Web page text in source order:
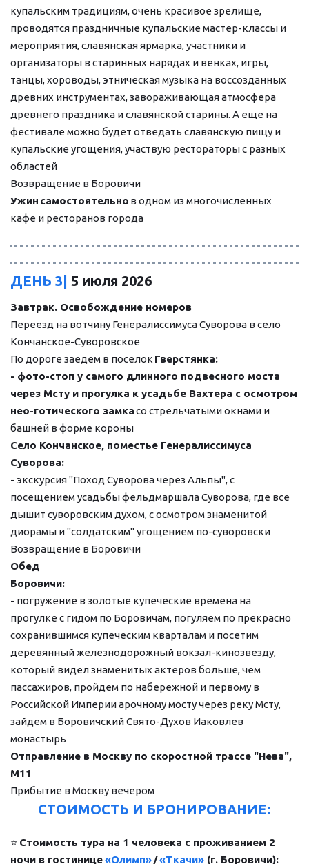
купальским традициям, очень красивое зрелище,
проводятся праздничные купальские мастер-классы и
мероприятия, славянская ярмарка, участники и
организаторы в старинных нарядах и венках, игры,
танцы, хороводы, этническая музыка на воссозданных
древних инструментах, завораживающая атмосфера
древнего праздника и славянской старины. А еще на
фестивале можно будет отведать славянскую пищу и
купальские угощения, участвую рестораторы с разных
областей
Возвращение в Боровичи
Ужин самостоятельно в одном из многочисленных
кафе и ресторанов города
ДЕНЬ 3| 5 июля 2026
Завтрак. Освобождение номеров
Переезд на вотчину Генералиссимуса Суворова в село
Кончанское-Суворовское
По дороге заедем в поселок Гверстянка:
- фото-стоп у самого длинного подвесного моста
через Мсту и прогулка к усадьбе Вахтера с осмотром
нео-готического замка со стрельчатыми окнами и
башней в форме короны
Село Кончанское, поместье Генералиссимуса
Суворова:
- экскурсия "Поход Суворова через Альпы", с
посещением усадьбы фельдмаршала Суворова, где все
дышит суворовским духом, с осмотром знаменитой
диорамы и "солдатским" угощением по-суворовски
Возвращение в Боровичи
Обед
Боровичи:
- погружение в золотые купеческие времена на
прогулке с гидом по Боровичам, погуляем по прекрасно
сохранившимся купеческим кварталам и посетим
деревянный железнодорожный вокзал-кинозвезду,
который видел знаменитых актеров больше, чем
пассажиров, пройдем по набережной и первому в
Российской Империи арочному мосту через реку Мсту,
зайдем в Боровичский Свято-Духов Иаковлев
монастырь
Отправление в Москву по скоростной трассе "Нева",
М11
Прибытие в Москву вечером
СТОИМОСТЬ И БРОНИРОВАНИЕ:
⭐ Стоимость тура на 1 человека с проживанием 2
ночи в гостинице «Олимп»/«Ткачи» (г. Боровичи):